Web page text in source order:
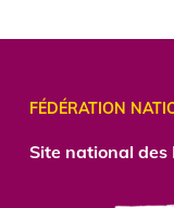
FÉDÉRATION
Site national des